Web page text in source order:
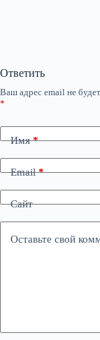
Ответить
Ваш адрес email не
*
Имя*
Email*
Сайт
Оставьте свой